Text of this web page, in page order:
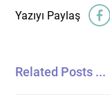
Related Posts ...